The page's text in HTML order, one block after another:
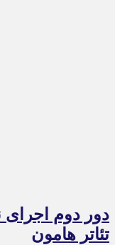
دور دوم
تئاتر هامون